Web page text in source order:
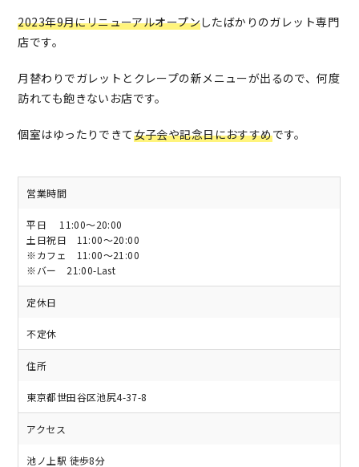
2023年9月にリニューアルオープンしたばかりのガレット専門
店です。
月替わりでガレットとクレープの新メニューが出るので、何度
訪れても飽きないお店です。
個室はゆったりできて女子会や記念日におすすめです。
営業時間
平日 11:00〜20:00
土日祝日 11:00〜20:00
※カフェ 11:00～21:00
※バー 21:00-Last
定休日
不定休
住所
東京都世田谷区池尻4-37-8
アクセス
池ノ上駅 徒歩8分